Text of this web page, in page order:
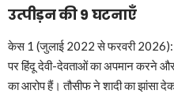
उत्पीड़न की 9 घटनाएँ
केस 1 (जुलाई 2022 से फरवरी 2026):
पर हिंदू देवी-देवताओं का अपमान करने और
का आरोप हैं। तौसीफ ने शादी का झांसा